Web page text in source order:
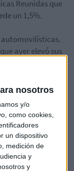
nosotros
y/o
como cookies,
un dispositivo
medición de
y
y
Reunidas que
un 1,5%.
automovilísticas.
ayer elevó sus
con n
más en
consejero
en la alemana
de
tal y como